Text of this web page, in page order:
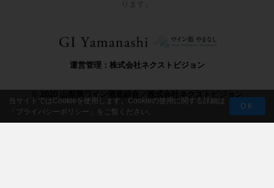
当サイトではCookieを使用します。Cookieの使用に関する詳細は
プライバシーポリシー 」をご覧ください。
OK
運営管理：株式会社ネクストビジョン